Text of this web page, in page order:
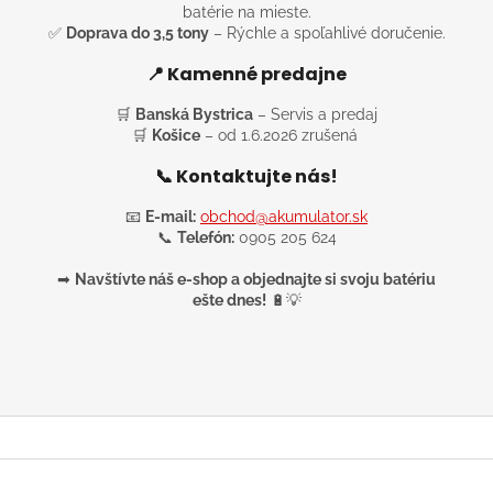
batérie na mieste.
✅ Doprava do 3,5 tony– Rýchle a spoľahlivé doručenie.
📍 Kamenné predajne
🛒 Banská Bystrica – Servis a predaj
🛒 Košice– od 1.6.2026 zrušená
📞 Kontaktujte nás!
📧 E-mail: obchod@akumulator.sk
📞 Telefón:0905 205 624
➡ Navštívte náš e-shop a objednajte si svoju batériu
ešte dnes! 🔋💡
Z